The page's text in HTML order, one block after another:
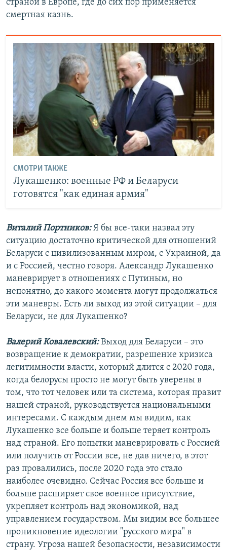
страной в Европе, где до сих пор применяется
смертная казнь.
СМОТРИ ТАКЖЕ
Лукашенко: военные РФ и Беларуси
готовятся "как единая армия"
Виталий Портников:Я бы все-таки назвал эту
ситуацию достаточно критической для отношений
Беларуси с цивилизованным миром, с Украиной, да
и с Россией, честно говоря. Александр Лукашенко
маневрирует в отношениях с Путиным, но
непонятно, до какого момента могут продолжаться
эти маневры. Есть ли выход из этой ситуации – для
Беларуси, не для Лукашенко?
Валерий Ковалевский:Выход для Беларуси – это
возвращение к демократии, разрешение кризиса
легитимности власти, который длится с 2020 года,
когда белорусы просто не могут быть уверены в
том, что тот человек или та система, которая правит
нашей страной, руководствуется национальными
интересами. С каждым днем мы видим, как
Лукашенко все больше и больше теряет контроль
над страной. Его попытки маневрировать с Россией
или получить от России все, не дав ничего, в этот
раз провалились, после 2020 года это стало
наиболее очевидно. Сейчас Россия все больше и
больше расширяет свое военное присутствие,
укрепляет контроль над экономикой, над
управлением государством. Мы видим все большее
проникновение идеологии "русского мира" в
страну. Угроза нашей безопасности, независимости